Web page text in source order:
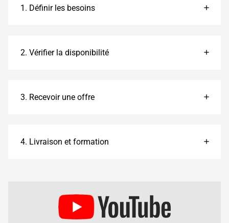
1. Définir les besoins
2. Vérifier la disponibilité
3. Recevoir une offre
4. Livraison et formation